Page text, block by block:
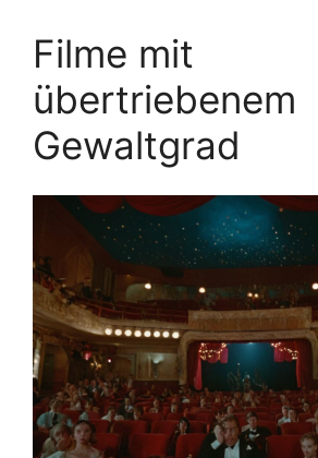
Filme mit
übertriebenem
Gewaltgrad